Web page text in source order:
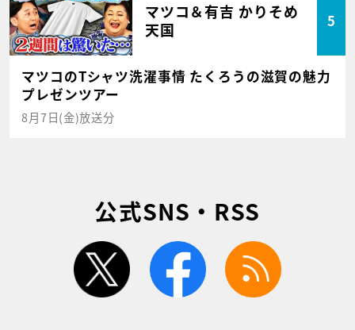
マツコ＆有吉 かりそめ
天国
5
マツコのTシャツ洗濯事情 たくろうの滋賀の魅力
プレゼンツアー
8月7日(金)放送分
公式SNS・RSS
twitter facebook